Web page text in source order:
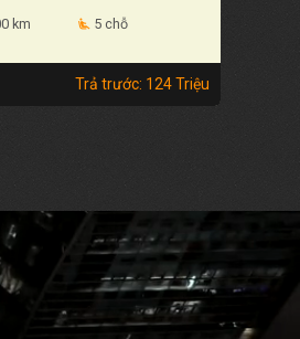
km airline_seat_recline_extra 5 chỗ
Trả trước: 124 Triệu